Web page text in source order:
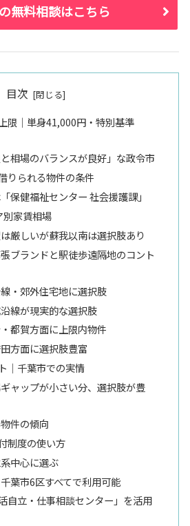
無料相談はこちら
目次
限｜単身41,000円・特別基準
相場のバランスが良好」な政令市
りられる物件の条件
保健福祉センター 社会援護課」
別家賃相場
厳しいが蘇我以南は選択肢あり
ブランドと駅徒歩遠隔地のコント
・郊外住宅地に選択肢
線が現実的な選択肢
都賀方面に上限内物件
方面に選択肢豊富
｜千葉市での実情
ャップが小さい分、選択肢が豊
件の傾向
制度の使い方
中心に選ぶ
葉市6区すべてで利用可能
自立・仕事相談センター」を活用